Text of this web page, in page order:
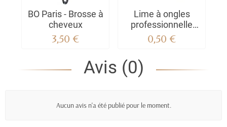
BO Paris - Brosse à
cheveux
3,50 €
Lime à ongles
professionnelle
droite blanche
0,50 €
Avis (0)
Aucun avis n'a été publié pour le moment.